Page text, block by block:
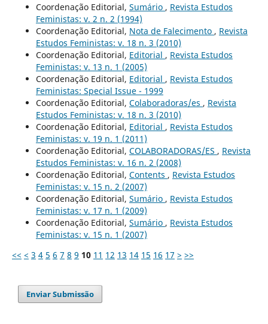
Coordenação Editorial, Sumário , Revista Estudos
Feministas: v. 2 n. 2 (1994)
Coordenação Editorial, Nota de Falecimento , Revista
Estudos Feministas: v. 18 n. 3 (2010)
Coordenação Editorial, Editorial , Revista Estudos
Feministas: v. 13 n. 1 (2005)
Coordenação Editorial, Editorial , Revista Estudos
Feministas: Special Issue - 1999
Coordenação Editorial, Colaboradoras/es , Revista
Estudos Feministas: v. 18 n. 3 (2010)
Coordenação Editorial, Editorial , Revista Estudos
Feministas: v. 19 n. 1 (2011)
Coordenação Editorial, COLABORADORAS/ES , Revista
Estudos Feministas: v. 16 n. 2 (2008)
Coordenação Editorial, Contents , Revista Estudos
Feministas: v. 15 n. 2 (2007)
Coordenação Editorial, Sumário , Revista Estudos
Feministas: v. 17 n. 1 (2009)
Coordenação Editorial, Sumário , Revista Estudos
Feministas: v. 15 n. 1 (2007)
<< < 3 4 5 6 7 8 9 10 11 12 13 14 15 16 17 > >>
Enviar Submissão